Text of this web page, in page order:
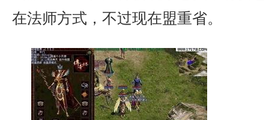
在法师方式，不过现在盟重省。